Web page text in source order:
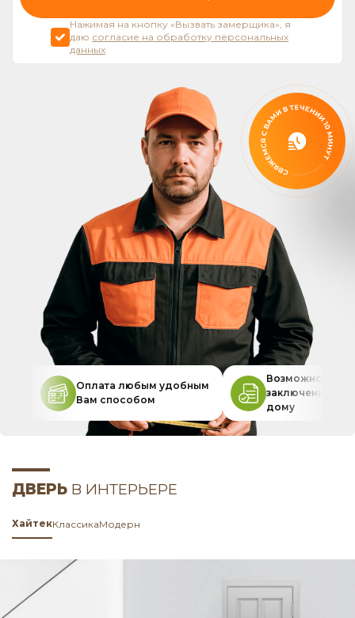
Нажимая на кнопку «Вызвать замерщика», я
даю согласие на обработку персональных
данных
Оплата любым удобным
Вам способом
Возможность
заключения
дому
ДВЕРЬ В ИНТЕРЬЕРЕ
ХайтекКлассикаМодерн